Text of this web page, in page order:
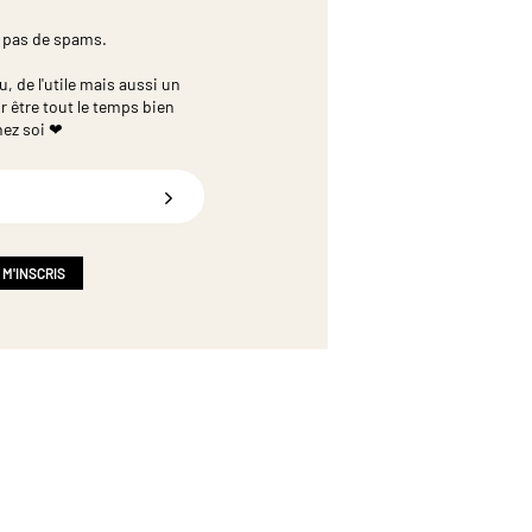
de spams.
de l'utile mais aussi un
être tout le temps bien
soi ❤